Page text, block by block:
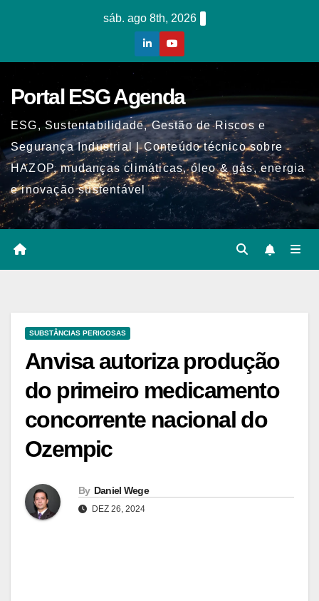
sáb. ago 8th, 2026
Portal ESG Agenda
ESG, Sustentabilidade, Gestão de Riscos e
Segurança Industrial | Conteúdo técnico sobre
HAZOP, mudanças climáticas, óleo & gás, energia
e inovação sustentável
SUBSTÂNCIAS PERIGOSAS
Anvisa autoriza produção
do primeiro medicamento
concorrente nacional do
Ozempic
By Daniel Wege
DEZ 26, 2024